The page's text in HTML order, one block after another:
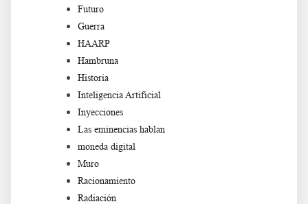
Futuro
Guerra
HAARP
Hambruna
Historia
Inteligencia Artificial
Inyecciones
Las eminencias hablan
moneda digital
Muro
Racionamiento
Radiación